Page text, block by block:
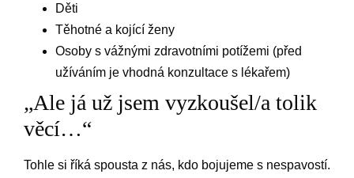
Děti
Těhotné a kojící ženy
Osoby s vážnými zdravotními potížemi (před
užíváním je vhodná konzultace s lékařem)
„Ale já už jsem vyzkoušel/a tolik
věcí…“
Tohle si říká spousta z nás, kdo bojujeme s nespavostí.